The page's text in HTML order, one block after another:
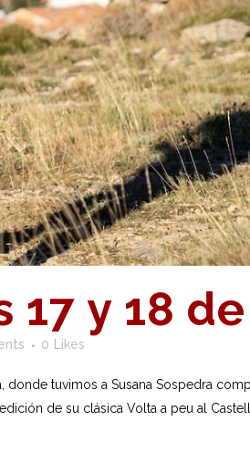
17 y 18
0 Likes
tuvimos a Susana Sospedra
de su clásica Volta a peu al